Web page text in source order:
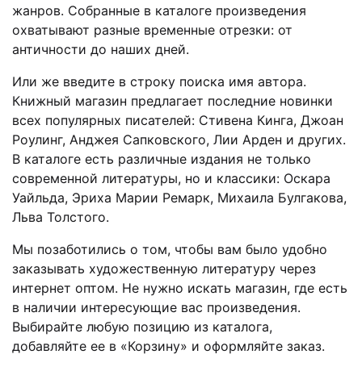
жанров. Собранные в каталоге произведения
охватывают разные временные отрезки: от
античности до наших дней.
Или же введите в строку поиска имя автора.
Книжный магазин предлагает последние новинки
всех популярных писателей: Стивена Кинга, Джоан
Роулинг, Анджея Сапковского, Лии Арден и других.
В каталоге есть различные издания не только
современной литературы, но и классики: Оскара
Уайльда, Эриха Марии Ремарк, Михаила Булгакова,
Льва Толстого.
Мы позаботились о том, чтобы вам было удобно
заказывать художественную литературу через
интернет оптом. Не нужно искать магазин, где есть
в наличии интересующие вас произведения.
Выбирайте любую позицию из каталога,
добавляйте ее в «Корзину» и оформляйте заказ.